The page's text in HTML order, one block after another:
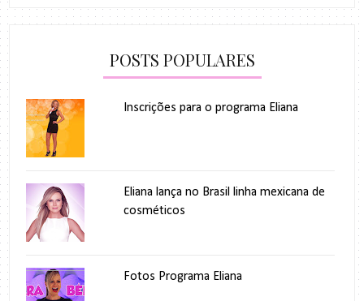
POSTS POPULARES
Inscrições para o programa Eliana
Eliana lança no Brasil linha mexicana de
cosméticos
Fotos Programa Eliana